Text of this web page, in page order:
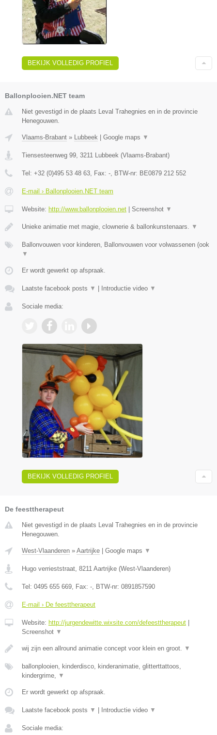
BEKIJK VOLLEDIG PROFIEL
Ballonplooien.NET team
Niet gevestigd in de plaats Leval Trahegnies en in de provincie
Henegouwen.
Vlaams-Brabant » Lubbeek Google maps ▼
Tiensesteenweg 99, 3211 Lubbeek (Vlaams-Brabant)
Tel: +32 (0)495 53 48 63, Fax: -, BTW-nr: BE0879 212 552
E-mail › Ballonplooien.NET team
Website: http://www.ballonplooien.net Screenshot ▼
Unieke animatie met magie, clownerie & ballonkunstenaars. ▼
Ballonvouwen voor kinderen, Ballonvouwen voor volwassenen (ook
▼
Er wordt gewerkt op afspraak.
Laatste facebook posts ▼ Introductie video ▼
Sociale media:
BEKIJK VOLLEDIG PROFIEL
De feesttherapeut
Niet gevestigd in de plaats Leval Trahegnies en in de provincie
Henegouwen.
West-Vlaanderen » Aartrijke | Google maps ▼
Hugo verrieststraat 8211 Aartrijke (West-Vlaanderen)
Tel: 0495 655 669 , Fax: - , BTW-nr: 0891857590
E-mail › De feesttherapeut
Website: http://jurgendewitte.wixsite.com/defeesttherapeut |
Screenshot ▼
wij zijn een allround animatie concept voor klein en groot. ▼
ballonplooien, kinderdisco, kinderanimatie, glitterttattoos,
kindergrime,
▼
Er wordt gewerkt op afspraak.
Laatste facebook posts ▼ | Introductie video ▼
Sociale media: